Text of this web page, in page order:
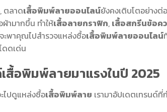
ตลาดเสื้อพิมพ์ลายออนไลน์ยังคงเติบโตอย่าง
ามากขึ้น ทำให้เสื้อลายกราฟิก, เสื้อสกรีนข้อค
ะพาคุณไปสำรวจแหล่งซื้อเสื้อพิมพ์ลายออนไลน์
ดดเด่น
สื้อพิมพ์ลายมาแรงในปี 2025
ไปดูแหล่งซื้อเสื้อพิมพ์ลาย เรามาอัปเดตเทรนด์